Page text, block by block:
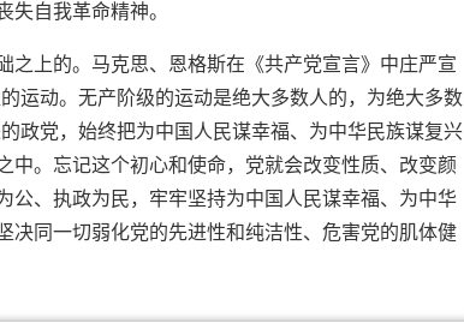
失自我革命精神。
上的。马克思、恩格斯在《共产党宣言》中庄严宣
运动。无产阶级的运动是绝大多数人的，为绝大多数
政党，始终把为中国人民谋幸福、为中华民族谋复兴
。忘记这个初心和使命，党就会改变性质、改变颜
公、执政为民，牢牢坚持为中国人民谋幸福、为中华
决同一切弱化党的先进性和纯洁性、危害党的肌体健